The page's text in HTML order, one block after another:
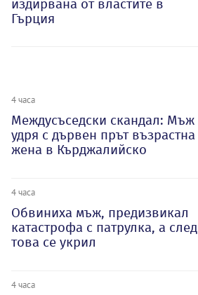
издирвана от властите в
Гърция
4 часа
Междусъседски скандал: Мъж
удря с дървен прът възрастна
жена в Кърджалийско
4 часа
Обвиниха мъж, предизвикал
катастрофа с патрулка, а след
това се укрил
4 часа